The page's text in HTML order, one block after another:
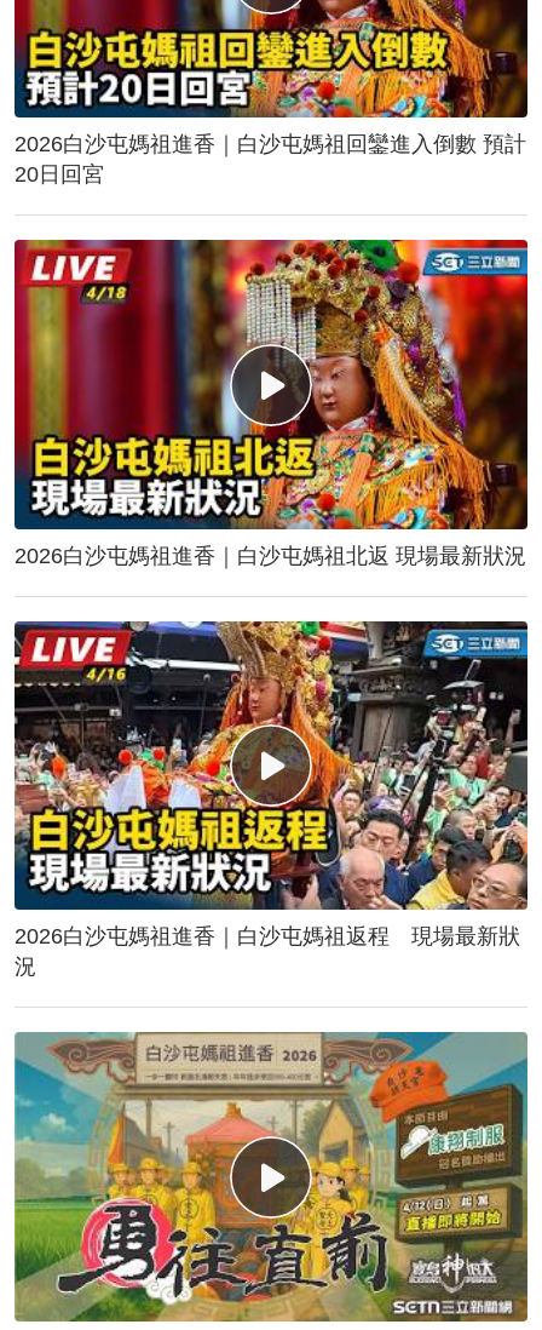
2026白沙屯媽祖進香｜白沙屯媽祖回鑾進入倒數 預計
20日回宮
2026白沙屯媽祖進香｜白沙屯媽祖北返 現場最新狀況
2026白沙屯媽祖進香｜白沙屯媽祖返程 現場最新狀
況